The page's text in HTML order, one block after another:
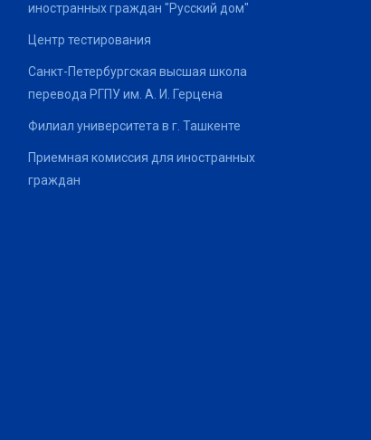
иностранных граждан "Русский дом"
Центр тестирования
Санкт-Петербургская высшая школа
перевода РГПУ им. А. И. Герцена
Филиал университета в г. Ташкенте
Приемная комиссия для иностранных
граждан